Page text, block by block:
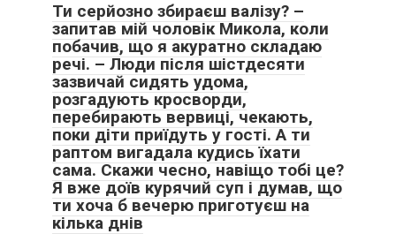
Ти серйозно збираєш валізу? –
запитав мій чоловік Микола, коли
побачив, що я акуратно складаю
речі. – Люди після шістдесяти
зазвичай сидять удома,
розгадують кросворди,
перебирають вервиці, чекають,
поки діти приїдуть у гості. А ти
раптом вигадала кудись їхати
сама. Скажи чесно, навіщо тобі це?
Я вже доїв курячий суп і думав, що
ти хоча б вечерю приготуєш на
кілька днів